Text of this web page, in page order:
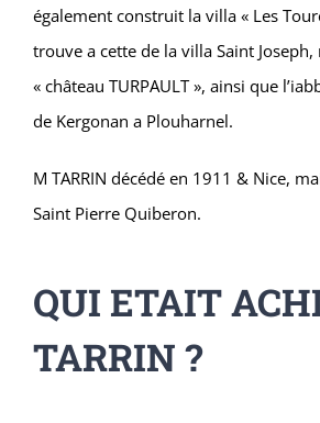
également construit la villa « Les
trouve a cette de la villa Saint
« château TURPAULT », ainsi que
de Kergonan a Plouharnel.
M TARRIN décédé en 1911 & Nice,
Saint Pierre Quiberon.
QUI ETAIT
TARRIN ?